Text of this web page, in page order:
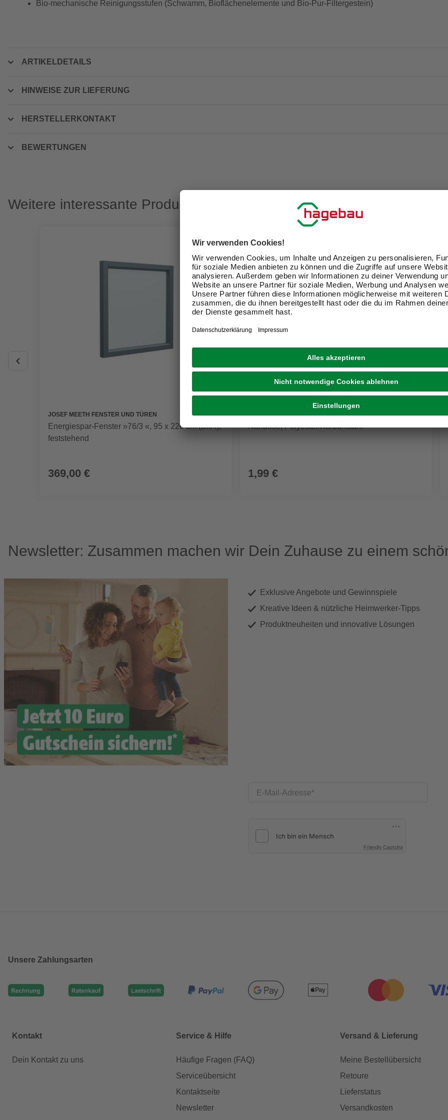
Bio-mechanische Reinigungsstufen (Schwamm, Bioflächenelemente und Bio-Pur-Filtergestein)
ARTIKELDETAILS
HINWEISE ZUR LIEFERUNG
HERSTELLERKONTAKT
BEWERTUNGEN
Weitere interessante Produkte
JOSEF MEETH FENSTER UND TÜREN
Energiespar-Fenster »76/3 «, 95 x 220 cm (BxH),
feststehend
369,00 €
GRÜNDL
Nähdose, Polyester/Karbonstahl
1,99 €
Newsletter: Zusammen machen wir Dein Zuhause zu einem
Exklusive Angebote und Gewinnspiele
Kreative Ideen & nützliche Heimwerker-Tipps
Produktneuheiten und innovative Lösungen
E-Mail-Adresse
Friendly Captcha
Unsere Zahlungsarten
Kontakt
Dein Kontakt zu uns
Service & Hilfe
Häufige Fragen (FAQ)
Serviceübersicht
Kontaktseite
Newsletter
Versand & Lieferung
Meine Bestellübersicht
Retoure
Lieferstatus
Versandkosten